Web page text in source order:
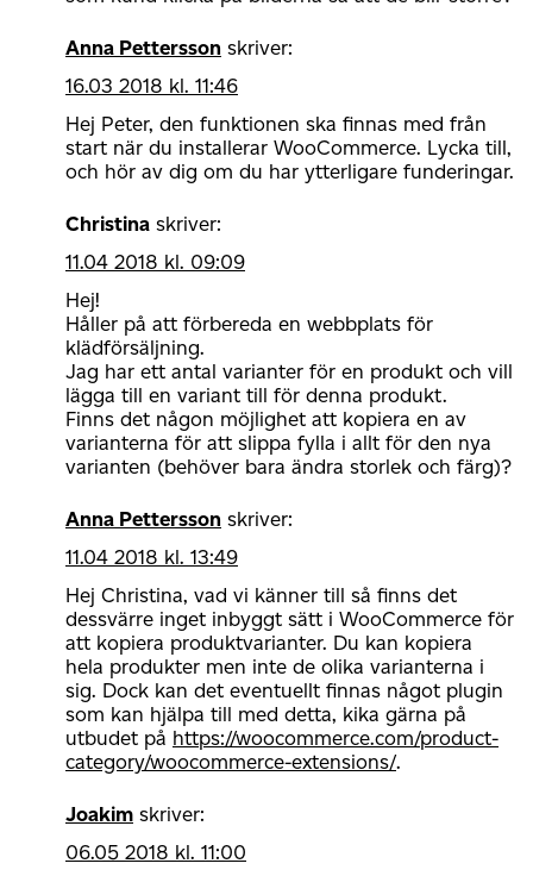
Anna Pettersson skriver:
16.03 2018 kl. 11:46
Hej Peter, den funktionen ska finnas med från
start när du installerar WooCommerce. Lycka till,
och hör av dig om du har ytterligare funderingar.
Christina skriver:
11.04 2018 kl. 09:09
Hej!
Håller på att förbereda en webbplats för
klädförsäljning.
Jag har ett antal varianter för en produkt och vill
lägga till en variant till för denna produkt.
Finns det någon möjlighet att kopiera en av
varianterna för att slippa fylla i allt för den nya
varianten (behöver bara ändra storlek och färg)?
Anna Pettersson skriver:
11.04 2018 kl. 13:49
Hej Christina, vad vi känner till så finns det
dessvärre inget inbyggt sätt i WooCommerce för
att kopiera produktvarianter. Du kan kopiera
hela produkter men inte de olika varianterna i
sig. Dock kan det eventuellt finnas något plugin
som kan hjälpa till med detta, kika gärna på
utbudet på https://woocommerce.com/product-
category/woocommerce-extensions/.
Joakim skriver:
06.05 2018 kl. 11:00